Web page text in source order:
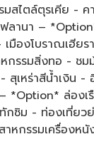
มสไตล์ตุรเคีย - ค
านา –
เมืองโบราณเฮีย
กรรมสิ่งทอ - ชม
สุเหร่าสีน้ำเงิน -
*Option* ล่อง
กซิม - ท่องเที่ยว
หกรรมเครื่องหนั